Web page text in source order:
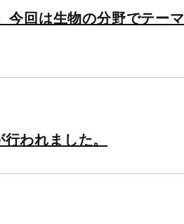
今回は生物の分野でテーマ
われました。